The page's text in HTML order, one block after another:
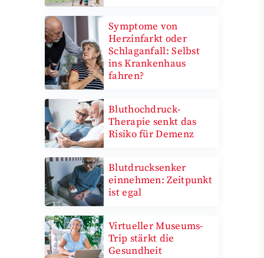
Symptome von
Herzinfarkt oder
Schlaganfall: Selbst
ins Krankenhaus
fahren?
Bluthochdruck-
Therapie senkt das
Risiko für Demenz
Blutdrucksenker
einnehmen: Zeitpunkt
ist egal
Virtueller Museums-
Trip stärkt die
Gesundheit